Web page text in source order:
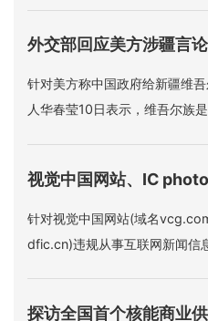
外交部回应美方涉疆言
针对美方称中国政府给新疆维
人华春莹10日表示，维吾尔族
是可以理解的，但是如果美方
受的。
视觉中国网站、IC
针对视觉中国网站(域名
dfic.cn)违规从事互联网新闻信
探访全国首个核能商业